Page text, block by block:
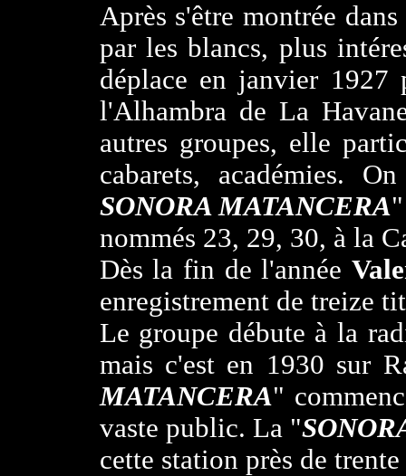
Après s'être montrée
par les blancs, plus
déplace en janvier 1927
l'Alhambra de La
autres groupes, elle
cabarets, académies.
SONORA MATANCERA
nommés 23, 29, 30, à la
Dès la fin de l'année
enregistrement de treize
Le groupe débute à la
mais c'est en 1930 sur
MATANCERA"
vaste public. La "
cette station près de trente